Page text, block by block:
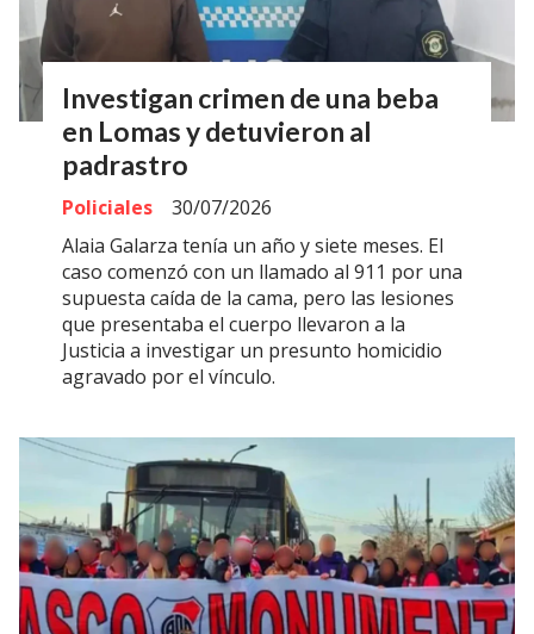
Investigan crimen de una beba
en Lomas y detuvieron al
padrastro
Policiales
30/07/2026
Alaia Galarza tenía un año y siete meses. El
caso comenzó con un llamado al 911 por una
supuesta caída de la cama, pero las lesiones
que presentaba el cuerpo llevaron a la
Justicia a investigar un presunto homicidio
agravado por el vínculo.